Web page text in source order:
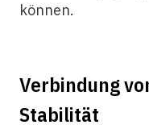
können.
Verbindung
Stabilität